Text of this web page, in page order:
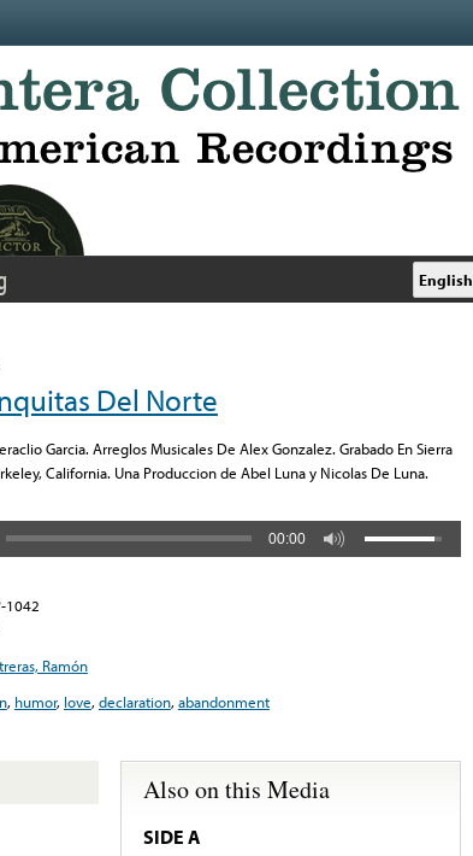
English
Del Norte
Garcia. Arreglos Musicales De Alex Gonzalez. Grabado En Sierra
California. Una Produccion de Abel Luna y Nicolas De Luna.
00:00
1042
Ramón
, humor, love,declaration,abandonment
Also on this Media
SIDE A